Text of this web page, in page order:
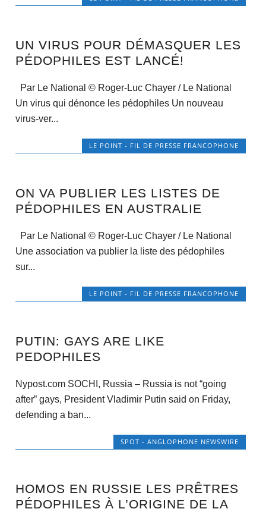
UN VIRUS POUR DÉMASQUER LES
PÉDOPHILES EST LANCÉ!
Par Le National © Roger-Luc Chayer / Le National
Un virus qui dénonce les pédophiles Un nouveau
virus-ver...
LE POINT - FIL DE PRESSE FRANCOPHONE
ON VA PUBLIER LES LISTES DE
PÉDOPHILES EN AUSTRALIE
Par Le National © Roger-Luc Chayer / Le National
Une association va publier la liste des pédophiles
sur...
LE POINT - FIL DE PRESSE FRANCOPHONE
PUTIN: GAYS ARE LIKE
PEDOPHILES
Nypost.com SOCHI, Russia – Russia is not “going
after” gays, President Vladimir Putin said on Friday,
defending a ban...
SPOT - ANGLOPHONE NEWSWIRE
HOMOS EN RUSSIE LES PRÊTRES
PÉDOPHILES À L’ORIGINE DE LA